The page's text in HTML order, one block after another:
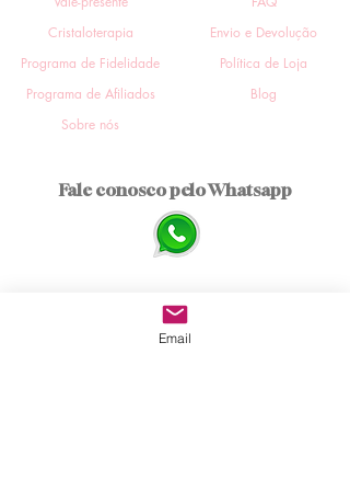
Cristaloterapia
Programa de Fidelidade
Programa de Afiliados
Sobre nós
Envio e Devolução
Política de Loja
Blog
Fale conosco pelo Whatsapp
SIGA NOS
Email